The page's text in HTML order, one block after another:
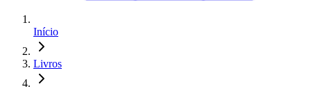
Início
Livros